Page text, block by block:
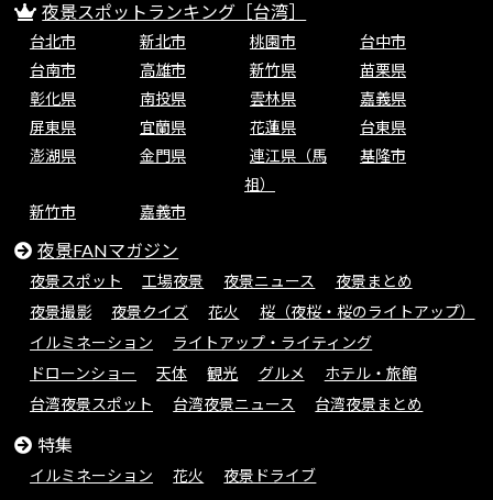
夜景スポットランキング［台湾］
台北市 新北市 桃園市
台中市
台南市
高雄市 新竹県
苗栗県
彰化県
南投県 雲林県
嘉義県
屏東県
宜蘭県 花蓮県
台東県
澎湖県
金門県
連江県（馬
祖）
基隆市
新竹市 嘉義市
夜景FANマガジン
夜景スポット 工場夜景 夜景ニュース
夜景まとめ
夜景撮影
夜景クイズ 花火
桜（夜桜・桜のライトアップ）
イルミネーション
ライトアップ・ライティング
ドローンショー
天体 観光 グルメ
ホテル・旅館
台湾夜景スポット
台湾夜景ニュース 台湾夜景まとめ
特集
イルミネーション 花火 夜景ドライブ